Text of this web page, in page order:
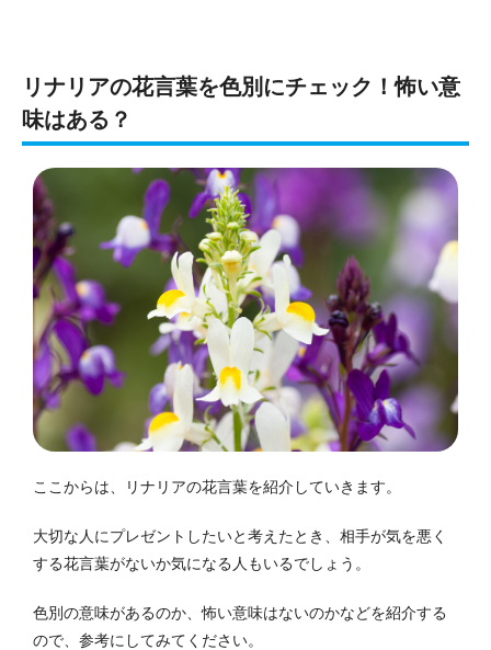
リナリアの花言葉を色別にチェック！怖い意
味はある？
ここからは、リナリアの花言葉を紹介していきます。
大切な人にプレゼントしたいと考えたとき、相手が気を悪く
する花言葉がないか気になる人もいるでしょう。
色別の意味があるのか、怖い意味はないのかなどを紹介する
ので、参考にしてみてください。